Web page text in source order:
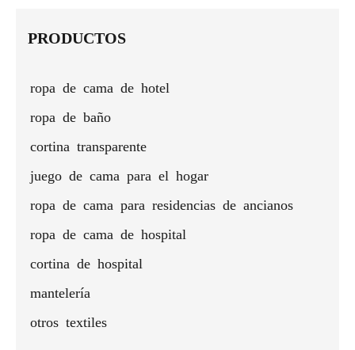
PRODUCTOS
ropa de cama de hotel
ropa de baño
cortina transparente
juego de cama para el hogar
ropa de cama para residencias de ancianos
ropa de cama de hospital
cortina de hospital
mantelería
otros textiles